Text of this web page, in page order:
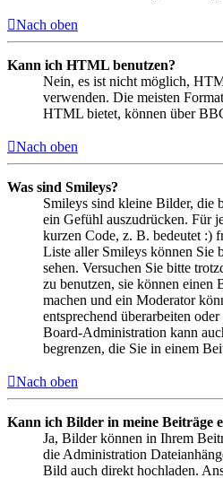
Nach oben
Kann ich HTML benutzen?
Nein, es ist nicht möglich,
verwenden. Die meisten
HTML bietet, können über
Nach oben
Was sind Smileys?
Smileys sind kleine Bilder, die
ein Gefühl auszudrücken. Für
kurzen Code, z. B. bedeutet :)
Liste aller Smileys können Sie
sehen. Versuchen Sie bitte
zu benutzen, sie können einen
machen und ein Moderator
entsprechend überarbeiten
Board-Administration kann
begrenzen, die Sie in einem
Nach oben
Kann ich Bilder in meine Beiträge
Ja, Bilder können in Ihrem
die Administration
Bild auch direkt hochladen.